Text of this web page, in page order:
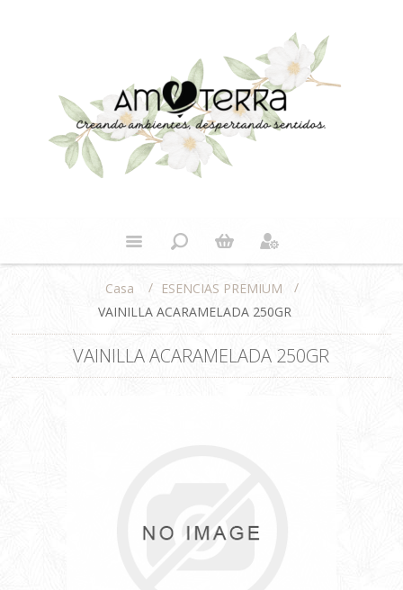
Casa / ESENCIAS PREMIUM
/
VAINILLA ACARAMELADA 250GR
VAINILLA ACARAMELADA 250GR